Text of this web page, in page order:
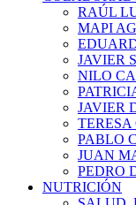
RAÚL
MAPI
JAVIER
NILO
JAVIER
TERESA
PABLO
JUAN
PEDRO
NUTRICIÓN